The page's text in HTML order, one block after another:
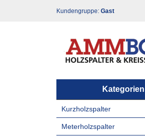
Kundengruppe: Gast
Kategorien
Kurzholzspalter
Meterholzspalter